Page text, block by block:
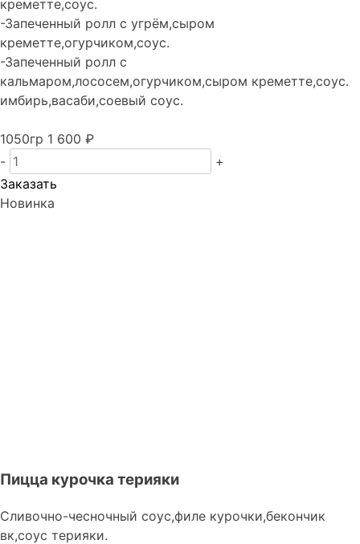
креметте,соус.
-Запеченный ролл с угрём,сыром
креметте,огурчиком,соус.
-Запеченный ролл с
кальмаром,лососем,огурчиком,сыром креметте,соус.
имбирь,васаби,соевый соус.
1050гр 1 600 ₽
-
+
Заказать
Новинка
Пицца курочка терияки
Сливочно-чесночный соус,филе курочки,бекончик
вк,соус терияки.